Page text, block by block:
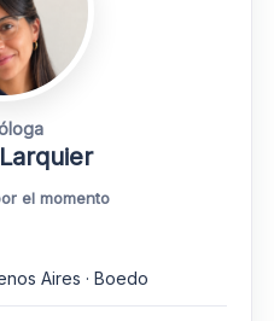
el momento
Aires · Boedo